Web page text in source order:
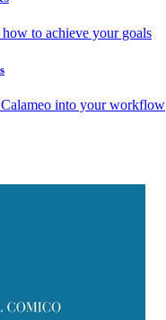
to achieve your goals
into your workflow